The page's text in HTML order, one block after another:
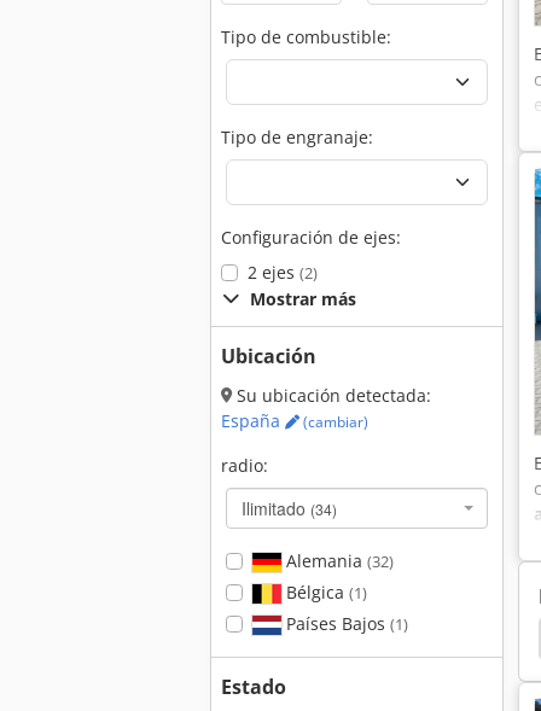
Tipo de combustible:
Tipo de engranaje:
Configuración de ejes:
2 ejes (2)
Mostrar más
Ubicación
Su ubicación detectada:
España
(cambiar)
radio:
Ilimitado (34)
Alemania (32)
Bélgica (1)
Países Bajos (1)
Estado